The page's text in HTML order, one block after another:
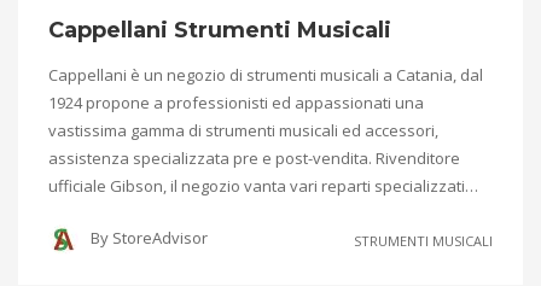
Cappellani Strumenti Musicali
Cappellani è un negozio di strumenti musicali a Catania, dal
1924 propone a professionisti ed appassionati una
vastissima gamma di strumenti musicali ed accessori,
assistenza specializzata pre e post-vendita. Rivenditore
ufficiale Gibson, il negozio vanta vari reparti specializzati…
By StoreAdvisor STRUMENTI MUSICALI